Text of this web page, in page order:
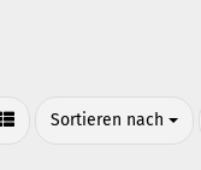
Sortieren nach
Sortieren nach